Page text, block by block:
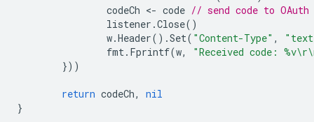
codeCh <- code // send code to
listener .Close()
w.Header().Set( "Content-Type" ,
fmt. Fprintf(w,
"Received code:
}))
return codeCh,
nil
}